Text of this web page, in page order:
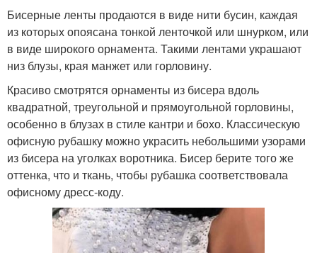
Бисерные ленты продаются в виде нити бусин, каждая
из которых опоясана тонкой ленточкой или шнурком, или
в виде широкого орнамента. Такими лентами украшают
низ блузы, края манжет или горловину.
Красиво смотрятся орнаменты из бисера вдоль
квадратной, треугольной и прямоугольной горловины,
особенно в блузах в стиле кантри и бохо. Классическую
офисную рубашку можно украсить небольшими узорами
из бисера на уголках воротника. Бисер берите того же
оттенка, что и ткань, чтобы рубашка соответствовала
офисному дресс-коду.